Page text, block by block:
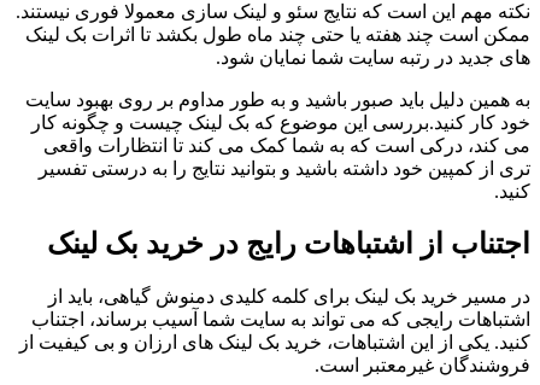
نکته مهم این است که نتایج سئو و لینک سازی معمولا فوری نیستند.
ممکن است چند هفته یا حتی چند ماه طول بکشد تا اثرات بک لینک
های جدید در رتبه سایت شما نمایان شود.
به همین دلیل باید صبور باشید و به طور مداوم بر روی بهبود سایت
خود کار کنید.بررسی این موضوع که بک لینک چیست و چگونه کار
می کند، درکی است که به شما کمک می کند تا انتظارات واقعی
تری از کمپین خود داشته باشید و بتوانید نتایج را به درستی تفسیر
کنید.
اجتناب از اشتباهات رایج در خرید بک لینک
در مسیر خرید بک لینک برای کلمه کلیدی دمنوش گیاهی، باید از
اشتباهات رایجی که می تواند به سایت شما آسیب برساند، اجتناب
کنید. یکی از این اشتباهات، خرید بک لینک های ارزان و بی کیفیت از
فروشندگان غیرمعتبر است.